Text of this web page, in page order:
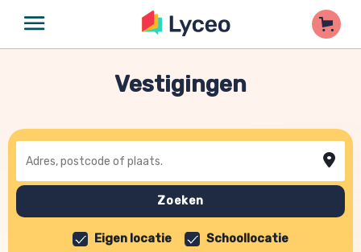
Vestigingen
Zoeken
Eigen locatie Schoollocatie